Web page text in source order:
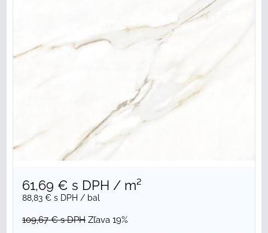
61,69 € s DPH / m²
88,83 € s DPH / bal
109,67 €s DPH Zľava 19%